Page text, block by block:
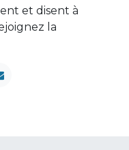
et disent à
la